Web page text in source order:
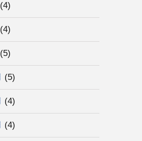
(4)
(4)
(5)
(5)
(4)
(4)